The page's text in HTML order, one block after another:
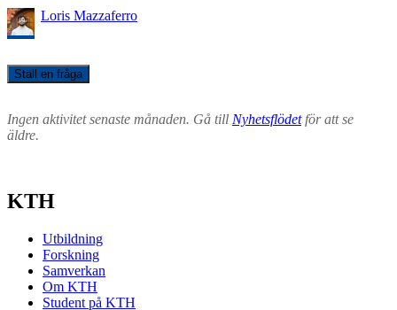
Loris Mazzaferro
Ställ en fråga
Ingen aktivitet senaste månaden. Gå till Nyhetsflödetför att se
äldre.
KTH
Utbildning
Forskning
Samverkan
Om KTH
Student på KTH